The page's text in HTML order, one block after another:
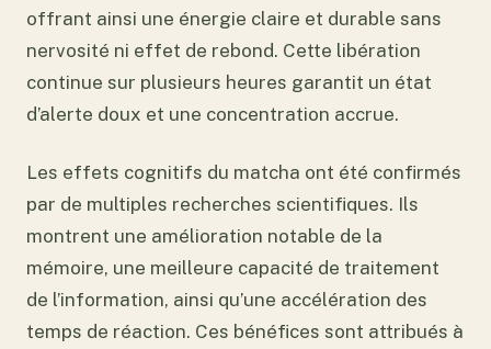
offrant ainsi une énergie claire et durable sans
nervosité ni effet de rebond. Cette libération
continue sur plusieurs heures garantit un état
d’alerte doux et une concentration accrue.
Les effets cognitifs du matcha ont été confirmés
par de multiples recherches scientifiques. Ils
montrent une amélioration notable de la
mémoire, une meilleure capacité de traitement
de l’information, ainsi qu’une accélération des
temps de réaction. Ces bénéfices sont attribués à